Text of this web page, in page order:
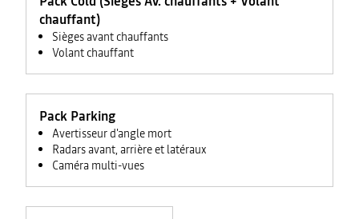
chauffant)
Sièges avant chauffants
Volant chauffant
Pack Parking
Avertisseur d'angle mort
Radars avant, arrière et latéraux
Caméra multi-vues